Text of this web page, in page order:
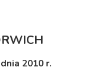
2010 r.